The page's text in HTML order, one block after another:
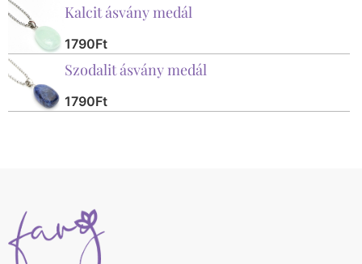
Kalcit ásvány medál
1790Ft
Szodalit ásvány medál
1790Ft